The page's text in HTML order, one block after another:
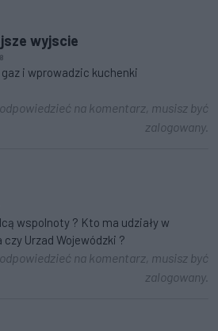
wyjscie
i wprowadzic kuchenki
na komentarz, musisz być
zalogowany.
wspolnoty ? Kto ma udziały w
czy Urzad Wojewódzki ?
na komentarz, musisz być
zalogowany.